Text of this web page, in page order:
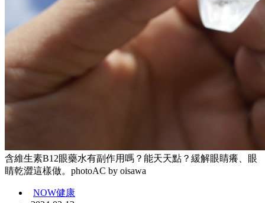
含維生素B12眼藥水有副作用嗎？能天天點？緩解眼睛癢、眼
睛乾澀這樣做。photoAC by oisawa
NOW健康